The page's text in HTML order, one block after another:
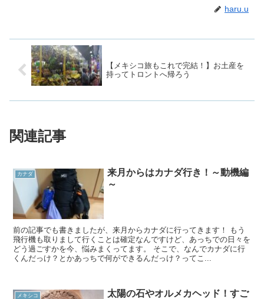
haru.u
【メキシコ旅もこれで完結！】お土産を
持ってトロントへ帰ろう
関連記事
カナダ
来月からはカナダ行き！～動機編
～
前の記事でも書きましたが、来月からカナダに行ってきます！ もう
飛行機も取りまして行くことは確定なんですけど、あっちでの日々を
どう過ごすかを今、悩みまくってます。 そこで、なんでカナダに行
くんだっけ？とかあっちで何ができるんだっけ？ってこ...
メキシコ
太陽の石やオルメカヘッド！すご